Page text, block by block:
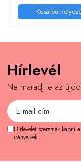
Kosárba
Hírlevél
Ne maradj le az
Hírlevelet szeretnék
irányelvek